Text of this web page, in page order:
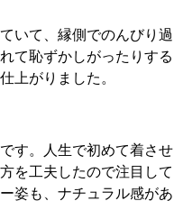
いて、縁側でのんびり過
て恥ずかしがったりする
上がりました。
す。人生で初めて着させ
を工夫したので注目して
姿も、ナチュラル感があ